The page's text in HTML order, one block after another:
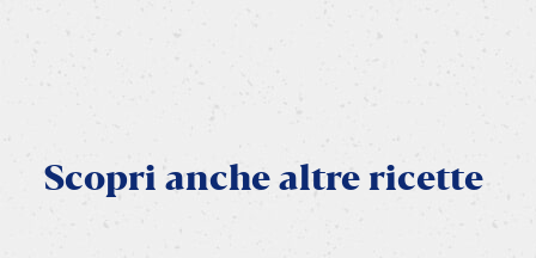
Scopri anche altre ricette